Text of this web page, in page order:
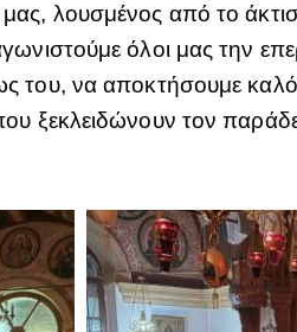
λουσμένος από το
όλοι μας την
του, να αποκτήσουμε
ξεκλειδώνουν τον